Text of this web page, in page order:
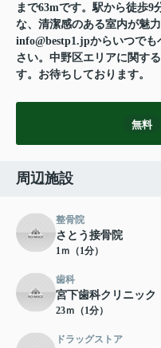
まで63mです。駅から徒歩9
な、清潔感のある室内が魅
info@bestp1.jpからいつで
さい。中野区エリアに関す
す。お待ちしております。
無料
周辺施設
整骨院
さとう接骨院
1ｍ（1分）
歯科
宮下歯科クリニック
23ｍ（1分）
ドラッグストア